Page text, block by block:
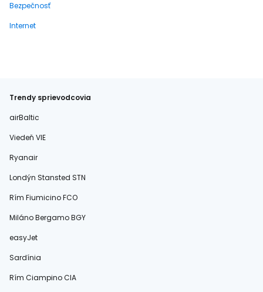
Bezpečnosť
Internet
Trendy sprievodcovia
airBaltic
Viedeň VIE
Ryanair
Londýn Stansted STN
Rím Fiumicino FCO
Miláno Bergamo BGY
easyJet
Sardínia
Rím Ciampino CIA